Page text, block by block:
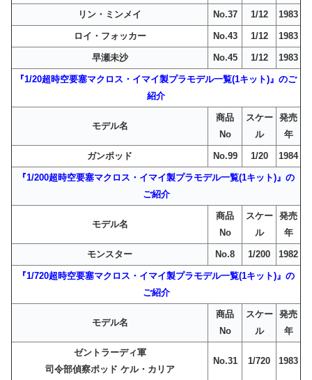
リン・ミンメイ No.37 1/12 1983
ロイ・フォッカー No.43 1/12 1983
早瀬未沙 No.45 1/12 1983
『1/20超時空要塞マクロス・イマイ製プラモデル一覧(1キット)』のご
紹介
モデル名
商品
No
スケー
ル
発売
年
ガンポッド No.99 1/20 1984
『1/200超時空要塞マクロス・イマイ製プラモデル一覧(1キット)』の
ご紹介
モデル名
商品
No
スケー
ル
発売
年
モンスター No.8 1/200 1982
『1/720超時空要塞マクロス・イマイ製プラモデル一覧(1キット)』の
ご紹介
モデル名
商品
No
スケー
ル
発売
年
ゼントラーディ軍
司令部偵察ポッド ケル・カリア
No.31 1/720 1983